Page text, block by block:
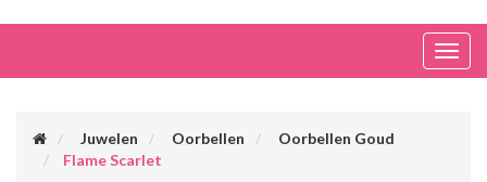
Juwelen Oorbellen
Oorbellen Goud
Flame Scarlet